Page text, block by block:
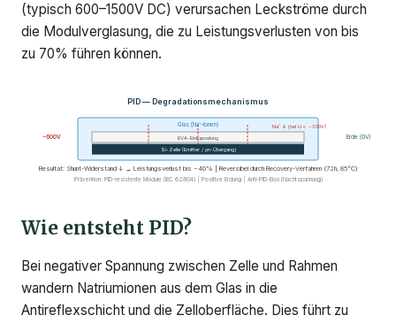
(typisch 600–1500V DC) verursachen Leckströme durch
die Modulverglasung, die zu Leistungsverlusten von bis
zu 70% führen können.
PID — Degradationsmechanismus
Glas (Na⁺-Ionen)
EVA-Einkapselung
Si-Zelle (Emitter / pn-Übergang)
Na⁺ ↓ (bei U < −300V)
−600V Erde (0V)
Resultat: Shunt-Widerstand ↓ → Leistungsverlust bis −40% | Reversibel durch Recovery-Verfahren (72h, 85°C)
Prävention: PID-resistente Module (IEC 62804) | Positive Erdung | Anti-PID-Box (Nachtspannung)
Wie entsteht PID?
Bei negativer Spannung zwischen Zelle und Rahmen
wandern Natriumionen aus dem Glas in die
Antireflexschicht und die Zelloberfläche. Dies führt zu